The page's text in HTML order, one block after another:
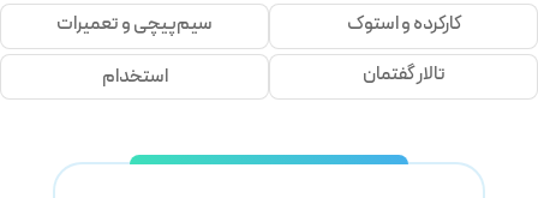
کارکرده و استوک
سیم‌پیچی و تعمیرات
تالار گفتمان
استخدام